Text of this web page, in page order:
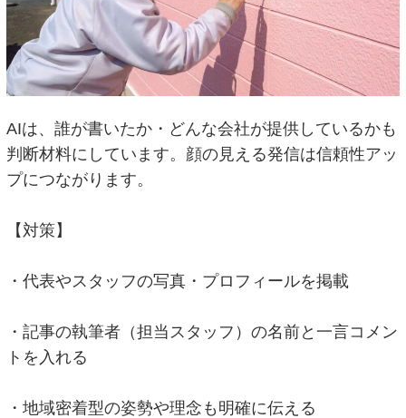
AIは、誰が書いたか・どんな会社が提供しているかも
判断材料にしています。顔の見える発信は信頼性アッ
プにつながります。
【対策】
・代表やスタッフの写真・プロフィールを掲載
・記事の執筆者（担当スタッフ）の名前と一言コメン
トを入れる
・地域密着型の姿勢や理念も明確に伝える